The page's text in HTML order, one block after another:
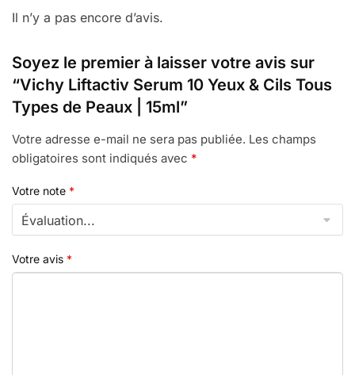
Il n’y a pas encore d’avis.
Soyez le premier à laisser votre avis sur
“Vichy Liftactiv Serum 10 Yeux & Cils Tous
Types de Peaux | 15ml”
Votre adresse e-mail ne sera pas publiée. Les champs
obligatoires sont indiqués avec *
Votre note *
Votre avis *